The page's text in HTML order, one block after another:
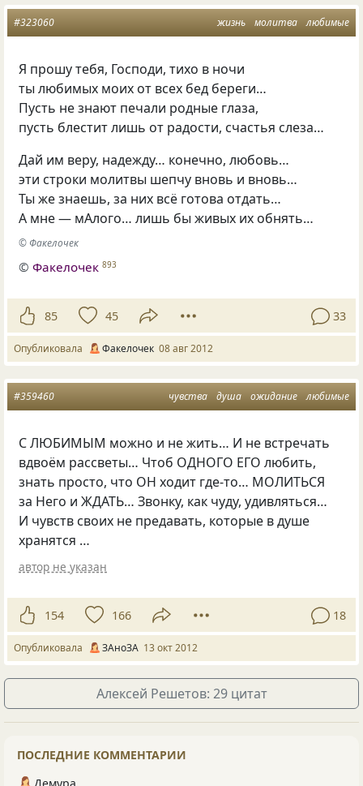
жизнь молитва любимые
#323060
Я прошу тебя, Господи, тихо в ночи
ты любимых моих от всех бед береги…
Пусть не знают печали родные глаза,
пусть блестит лишь от радости, счастья слеза…
Дай им веру, надежду… конечно, любовь…
эти строки молитвы шепчу вновь и вновь…
Ты же знаешь, за них всё готова отдать…
А мне — мАлого… лишь бы живых их обнять…
© Факелочек
©Факелочек 893
85 45 33
Опубликовала Факелочек 08 авг 2012
чувства душа ожидание любимые
#359460
С ЛЮБИМЫМ можно и не жить… И не встречать
вдвоём рассветы… Чтоб ОДНОГО ЕГО любить,
знать просто, что ОН ходит где-то… МОЛИТЬСЯ
за Него и ЖДАТЬ… Звонку, как чуду, удивляться…
И чувств своих не предавать, которые в душе
хранятся …
автор не указан
154 166 18
Опубликовала ЗАноЗА 13 окт 2012
Алексей Решетов: 29 цитат
ПОСЛЕДНИЕ КОММЕНТАРИИ